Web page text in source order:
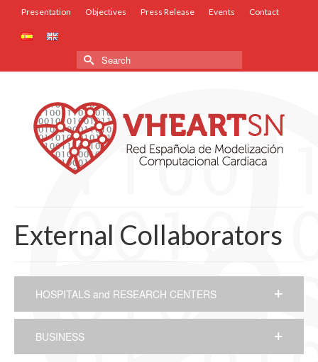
Presentation Objectives Press Release Events Contact
Search
for:
External Collaborators
HOSPITALS and RESEARCH CENTERS
BUSINESS